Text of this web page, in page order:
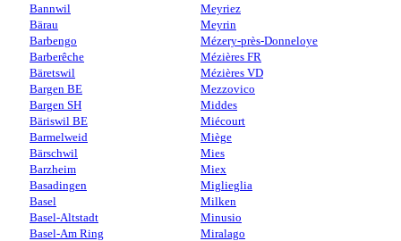
Bannwil
Bärau
Barbengo
Barberêche
Bäretswil
Bargen BE
Bargen SH
Bäriswil BE
Barmelweid
Bärschwil
Barzheim
Basadingen
Basel
Basel-Altstadt
Basel-Am Ring
Meyriez
Meyrin
Mézery-près-Donneloye
Mézières FR
Mézières VD
Mezzovico
Middes
Miécourt
Miège
Mies
Miex
Miglieglia
Milken
Minusio
Miralago